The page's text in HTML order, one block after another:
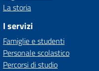
La storia
I servizi
Famiglie e studenti
Personale scolastico
Percorsi di studio